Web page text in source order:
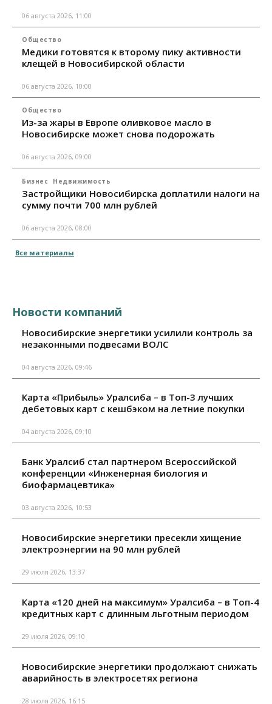
06 августа 2026, 11:00
Общество
Медики готовятся к второму пику активности
клещей в Новосибирской области
06 августа 2026, 10:00
Общество
Из-за жары в Европе оливковое масло в
Новосибирске может снова подорожать
06 августа 2026, 09:00
Бизнес Недвижимость
Застройщики Новосибирска доплатили налоги на
сумму почти 700 млн рублей
06 августа 2026, 08:00
Все материалы
Новости компаний
Новосибирские энергетики усилили контроль за
незаконными подвесами ВОЛС
04 августа 2026, 09:46
Карта «Прибыль» Уралсиба – в Топ-3 лучших
дебетовых карт с кешбэком на летние покупки
04 августа 2026, 09:10
Банк Уралсиб стал партнером Всероссийской
конференции «Инженерная биология и
биофармацевтика»
03 августа 2026, 10:53
Новосибирские энергетики пресекли хищение
электроэнергии на 90 млн рублей
29 июля 2026, 13:37
Карта «120 дней на максимум» Уралсиба – в Топ-4
кредитных карт с длинным льготным периодом
29 июля 2026, 09:10
Новосибирские энергетики продолжают снижать
аварийность в электросетях региона
28 июля 2026, 16:15